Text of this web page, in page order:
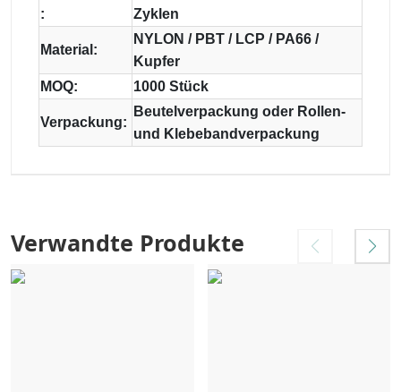
:
Zyklen
Material:
NYLON / PBT / LCP / PA66 /
Kupfer
MOQ:
1000 Stück
Verpackung:
Beutelverpackung oder Rollen-
und Klebebandverpackung
Verwandte Produkte